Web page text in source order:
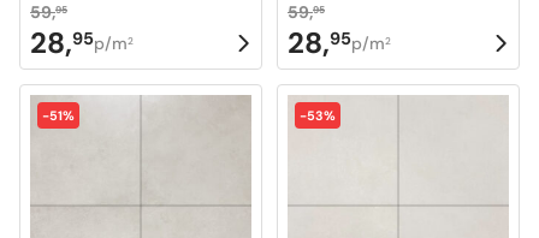
59,95
Oorspronkelijke
prijs
was:
59,95.
28,95
Huidige
prijs
is:
28,95.
p/m2
59,95
Oorspronkelijke
prijs
was:
59,95.
28,95
Huidige
prijs
is:
28,95.
p/m2
-51% -53%